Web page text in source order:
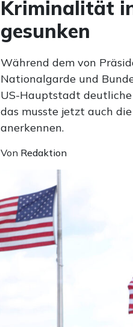
Kriminalität
gesunken
Während dem von
Nationalgarde und
US-Hauptstadt
das musste jetzt auch
anerkennen.
Von Redaktion